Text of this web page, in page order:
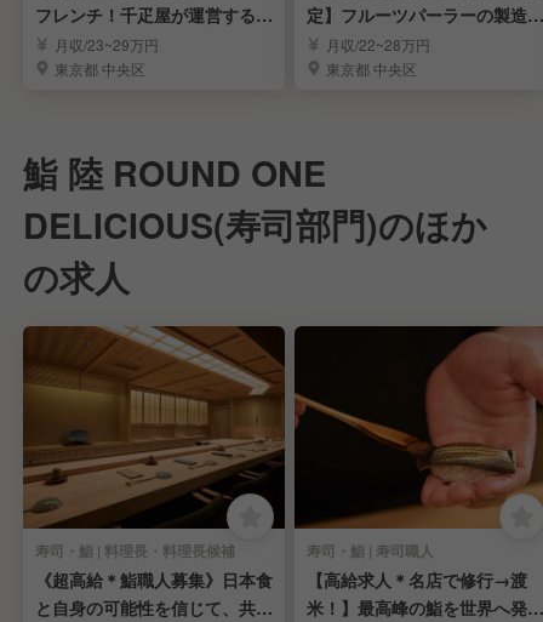
フレンチ！千疋屋が運営するレ
ストラン調理人
月収/23~29万円
東京都 中央区
定】フルーツパーラーの製造・
調理スタッフ募集
月収/22~28万円
東京都 中央区
鮨 陸 ROUND ONE
DELICIOUS(寿司部門)のほか
の求人
寿司・鮨 | 料理長・料理長候補
《超高給＊鮨職人募集》日本食
と自身の可能性を信じて、共に
寿司・鮨 | 寿司職人
【高給求人＊名店で修行→渡
米！】最高峰の鮨を世界へ発信